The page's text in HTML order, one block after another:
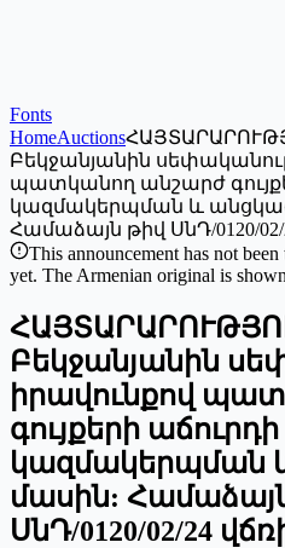
Fonts
HomeAuctions
Բեկջանյանին
պատկանող անշարժ
կազմակերպման և
Համաձայն թիվ ՍնԴ/0120/02/
This announcement has not
yet. The Armenian original is
Բեկջանյանին
իրավունքով
գույքերի աճուրդի
կազմակերպման
մասին:
ՍնԴ/0120/02/24